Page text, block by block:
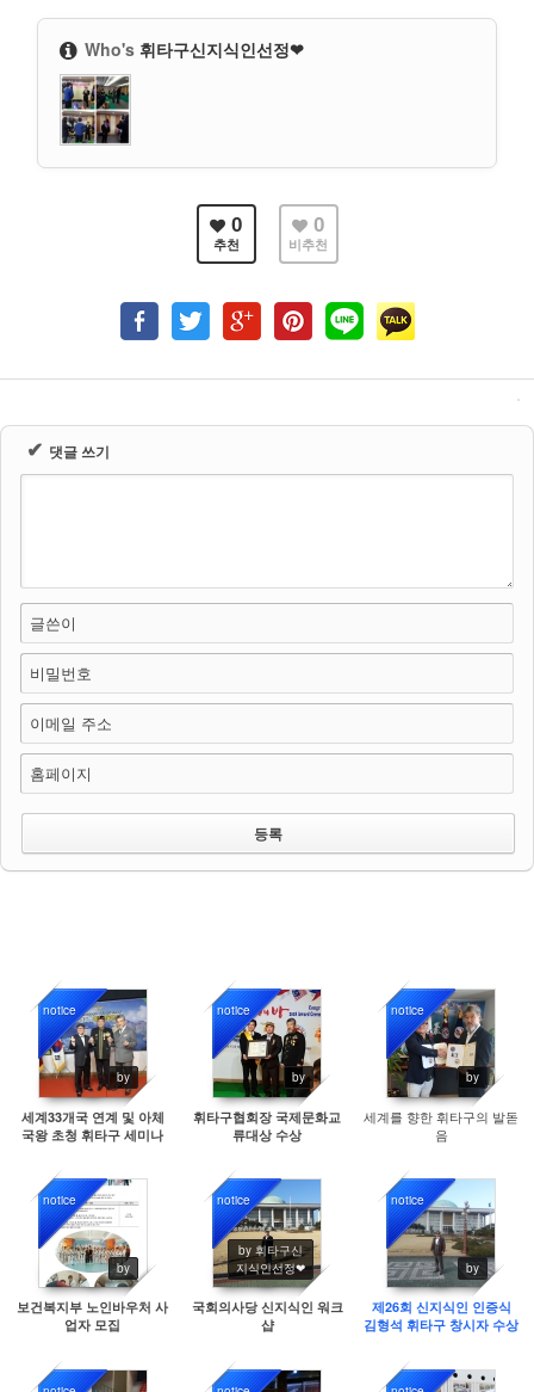
Who's 휘타구신지식인선정❤
0
추천
0
비추천
✔ 댓글 쓰기
글쓴이
비밀번호
이메일 주소
홈페이지
notice
by
9313
세계33개국 연계 및 아체
국왕 초청 휘타구 세미나
notice
by
9235
휘타구협회장 국제문화교
류대상 수상
notice
by
8584
세계를 향한 휘타구의 발돋
음
notice
by
8638
보건복지부 노인바우처 사
업자 모집
notice
by 휘타구신
지식인선정❤
9230
국회의사당 신지식인 워크
샵
notice
by
9631
제26회 신지식인 인증식
김형석 휘타구 창시자 수상